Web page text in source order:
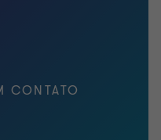
CONTATO